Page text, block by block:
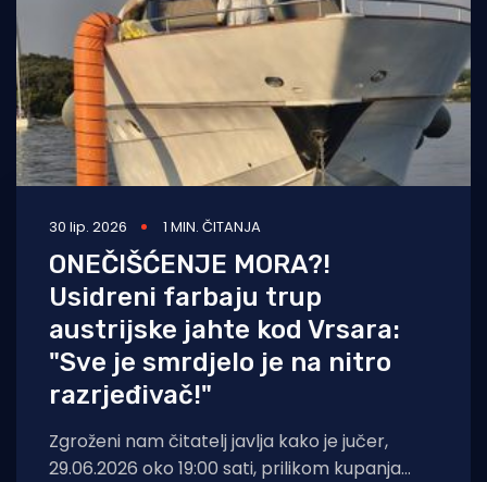
30 lip. 2026 1 MIN. ČITANJA
ONEČIŠĆENJE MORA?!
Usidreni farbaju trup
austrijske jahte kod Vrsara:
"Sve je smrdjelo je na nitro
razrjeđivač!"
Zgroženi nam čitatelj javlja kako je jučer,
29.06.2026 oko 19:00 sati, prilikom kupanja